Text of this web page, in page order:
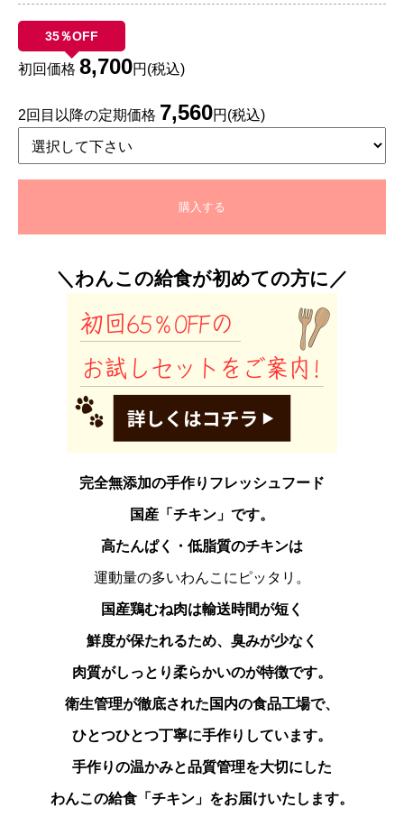
35％OFF
初回価格 8,700円(税込)
2回目以降の定期価格 7,560円(税込)
購入する
＼わんこの給食が初めての方に／
完全無添加の手作りフレッシュフード
国産「チキン」です。
高たんぱく・低脂質のチキンは
運動量の多いわんこにピッタリ。
国産鶏むね肉は輸送時間が短く
鮮度が保たれるため、臭みが少なく
肉質がしっとり柔らかいのが特徴です。
衛生管理が徹底された国内の食品工場で、
ひとつひとつ丁寧に手作りしています。
手作りの温かみと品質管理を大切にした
わんこの給食「チキン」をお届けいたします。